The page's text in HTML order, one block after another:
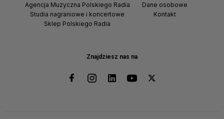
Znajdziesz nas na
Agencja Muzyczna Polskiego Radia
Studia nagraniowe i koncertowe
Sklep Polskiego Radia
Dane osobowe
Kontakt